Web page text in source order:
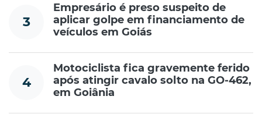
3
Empresário é preso suspeito de
aplicar golpe em financiamento de
veículos em Goiás
4
Motociclista fica gravemente ferido
após atingir cavalo solto na GO-462,
em Goiânia